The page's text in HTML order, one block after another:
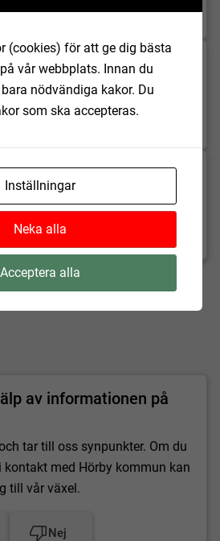
rider.
genom Hörby
på ett nytt sätt genom vackra
vill uppleva naturen längs med
av informationen på
tar till oss synpunkter. Om du
med Hörby kommun kan
till vår växel.
Nej
(cookies) för att ge dig bästa
vår webbplats. Innan du
nödvändiga kakor. Du
som ska accepteras.
Inställningar
Neka alla
Acceptera alla